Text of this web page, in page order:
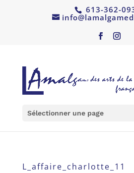
613-362-
Sélectionner une page
L_affaire_charlotte_11